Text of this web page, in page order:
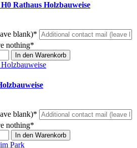
Rathaus Holzbauweise
blank)*
nothing*
In den Warenkorb
blank)*
nothing*
In den Warenkorb